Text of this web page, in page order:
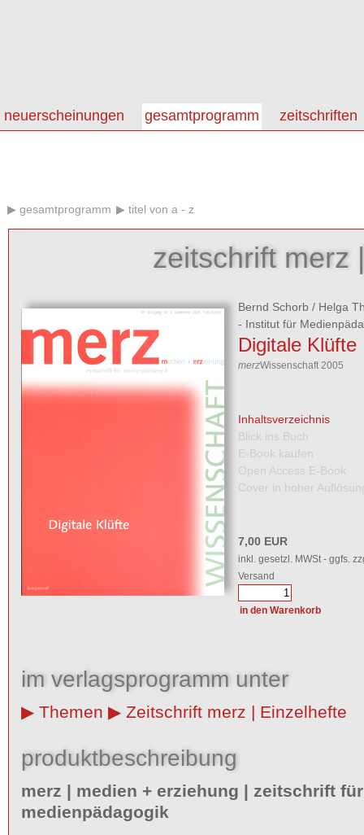
neuerscheinungen gesamtprogramm zeitschriften
gesamtprogramm titel von a - z
zeitschrift merz
Bernd Schorb / Helga
- Institut für
Digitale Klüfte
merzWissenschaft 2005
Inhaltsverzeichnis
Blick ins Buch
E-Book kaufen
Open Access E-Book
Cover in hoher
7,00 EUR
inkl. gesetzl. MWSt - ggfs.
Versand
im verlagsprogramm unter
Themen Zeitschrift merz | Einzelhefte
produktbeschreibung
merz | medien + erziehung | zeitschrift für
medienpädagogik